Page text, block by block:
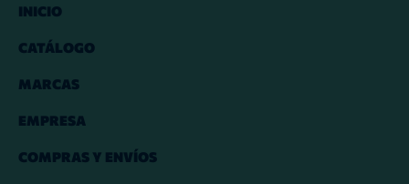
INICIO
CATÁLOGO
MARCAS
EMPRESA
COMPRAS Y ENVÍOS